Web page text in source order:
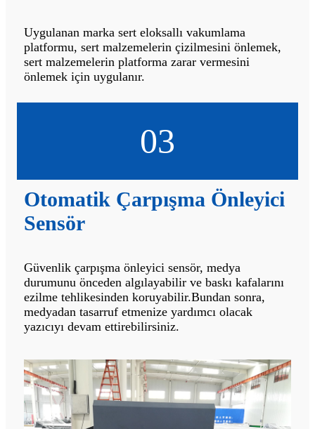
Uygulanan marka sert eloksallı vakumlama
platformu, sert malzemelerin çizilmesini önlemek,
sert malzemelerin platforma zarar vermesini
önlemek için uygulanır.
03
Otomatik Çarpışma Önleyici
Sensör
Güvenlik çarpışma önleyici sensör, medya
durumunu önceden algılayabilir ve baskı kafalarını
ezilme tehlikesinden koruyabilir.Bundan sonra,
medyadan tasarruf etmenize yardımcı olacak
yazıcıyı devam ettirebilirsiniz.